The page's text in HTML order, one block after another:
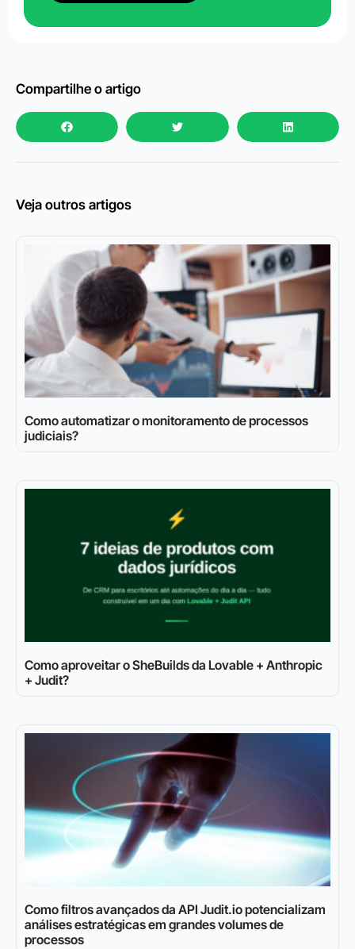
Compartilhe o artigo
Veja outros artigos
Como automatizar o monitoramento de processos
judiciais?
Como aproveitar o SheBuilds da Lovable + Anthropic
+ Judit?
Como filtros avançados da API Judit.io potencializam
análises estratégicas em grandes volumes de
processos